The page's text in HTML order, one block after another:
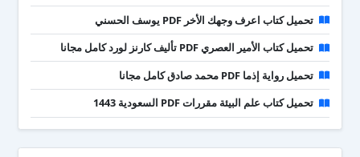
تحميل كتاب اعرف وجهك الأخر PDF يوسف الحسني
تحميل كتاب الأمير العصري PDF تأليف كارنز لورد كامل مجانا
تحميل رواية إذما PDF محمد صادق كامل مجانا
تحميل كتاب علم البيئة مقررات PDF السعودية 1443